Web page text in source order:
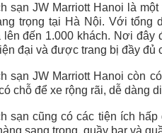
sạn JW Marriott Hanoi là
trọng tại Hà Nội. Với tổng
lên đến 1.000 khách. Nơi đây
đại và được trang bị đầy đủ
sạn JW Marriott Hanoi còn
chỗ để xe rộng rãi, dễ dàng
sạn cũng có các tiện ích
sang trọng, quầy bar và